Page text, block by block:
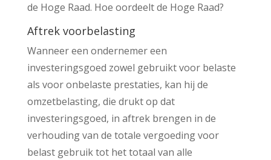
de Hoge Raad. Hoe oordeelt de Hoge Raad?
Aftrek voorbelasting
Wanneer een ondernemer een
investeringsgoed zowel gebruikt voor belaste
als voor onbelaste prestaties, kan hij de
omzetbelasting, die drukt op dat
investeringsgoed, in aftrek brengen in de
verhouding van de totale vergoeding voor
belast gebruik tot het totaal van alle